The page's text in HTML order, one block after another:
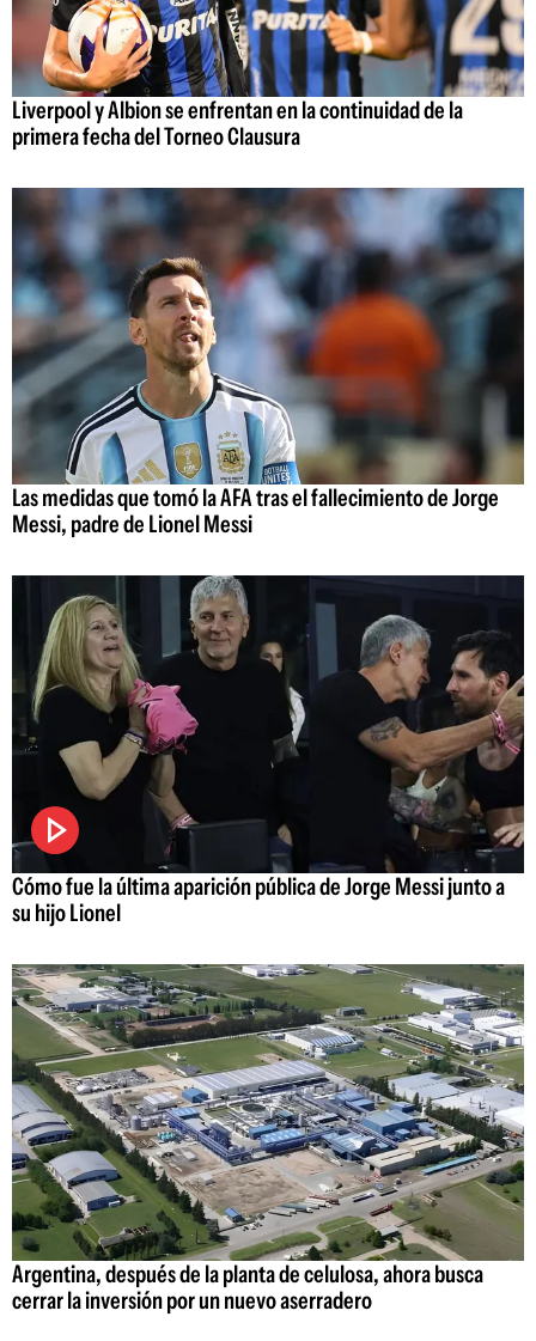
Liverpool y Albion se enfrentan en la continuidad de la
primera fecha del Torneo Clausura
Las medidas que tomó la AFA tras el fallecimiento de Jorge
Messi, padre de Lionel Messi
Cómo fue la última aparición pública de Jorge Messi junto a
su hijo Lionel
Argentina, después de la planta de celulosa, ahora busca
cerrar la inversión por un nuevo aserradero